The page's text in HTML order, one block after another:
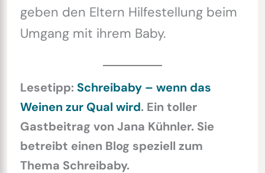
geben den Eltern Hilfestellung beim
Umgang mit ihrem Baby.
Lesetipp: Schreibaby – wenn das
Weinen zur Qual wird. Ein toller
Gastbeitrag von Jana Kühnler. Sie
betreibt einen Blog speziell zum
Thema Schreibaby.